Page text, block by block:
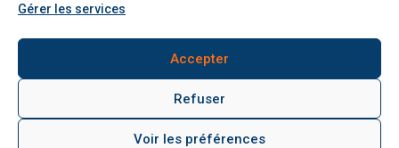
Gérer les services
Accepter
Refuser
Voir les préférences
NOS RÉALISATIONS
Assainissement et terrassement